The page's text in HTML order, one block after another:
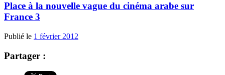
Place à la nouvelle vague du cinéma arabe sur
France 3
Publié le 1 février 2012
Partager :